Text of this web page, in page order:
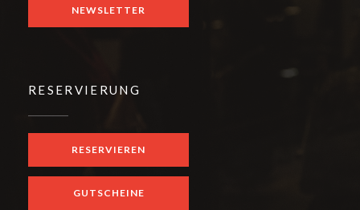
NEWSLETTER
RESERVIERUNG
RESERVIEREN
GUTSCHEINE